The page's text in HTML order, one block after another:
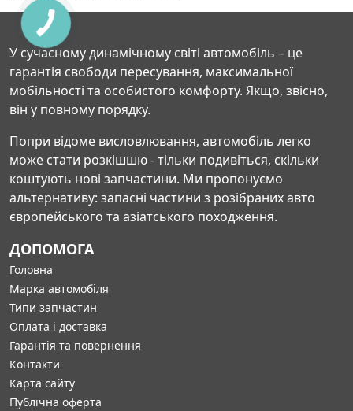
У сучасному динамічному світі автомобіль – це
гарантія свободи пересування, максимальної
мобільності та особистого комфорту. Якщо, звісно,
він у повному порядку.
Попри відоме висловлювання, автомобіль легко
може стати розкішшю - тільки подивіться, скільки
коштують нові запчастини. Ми пропонуємо
альтернативу: запасні частини з розібраних авто
європейського та азіатського походження.
ДОПОМОГА
Головна
Марка автомобіля
Типи запчастин
Оплата і доставка
Гарантія та повернення
Контакти
Карта сайту
Публічна оферта